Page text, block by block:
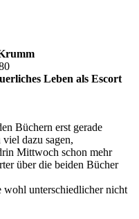
Leben als Escort
Büchern erst gerade
dazu sagen,
Mittwoch schon mehr
über die beiden Bücher
wohl unterschiedlicher nicht